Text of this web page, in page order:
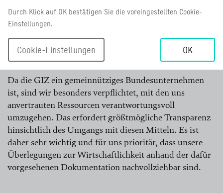
Durch Klick auf OK bestätigen Sie die voreingestellten Cookie-
Einstellungen.
Cookie-Einstellungen OK
erhöhen wir unsere Wettbewerbsfähigkeit, sichern
das in uns gesetzte Vertrauen und sorgen dafür,
dass unsere Leistungen auch in Zukunft
nachgefragt werden.
Da die GIZ ein gemeinnütziges Bundesunternehmen
ist, sind wir besonders verpflichtet, mit den uns
anvertrauten Ressourcen verantwortungsvoll
umzugehen. Das erfordert größtmögliche Transparenz
hinsichtlich des Umgangs mit diesen Mitteln. Es ist
daher sehr wichtig und für uns prioritär, dass unsere
Überlegungen zur Wirtschaftlichkeit anhand der dafür
vorgesehenen Dokumentation nachvollziehbar sind.